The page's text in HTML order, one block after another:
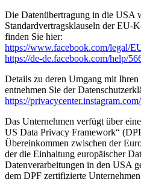
Die Datenübertragung in die USA
Standardvertragsklauseln der EU-
finden Sie hier:
https://www.facebook.com/legal/
https://de-de.facebook.com/help/
Details zu deren Umgang mit Ihren
entnehmen Sie der
https://
Das Unternehmen verfügt über
US Data Privacy Framework“
Übereinkommen zwischen der
der die Einhaltung europäischer
Datenverarbeitungen in den USA
dem DPF zertifizierte